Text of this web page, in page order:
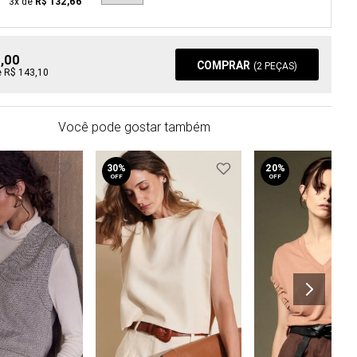
R$ 143,10 COMPRAR (2 PEÇAS)
Você pode gostar também
30%
OFF
20%
OFF